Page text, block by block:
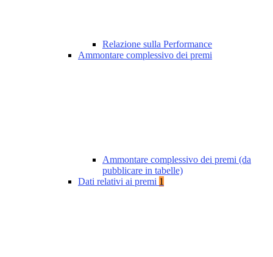
Relazione sulla Performance
Ammontare complessivo dei premi
Ammontare complessivo dei premi (da
pubblicare in tabelle)
Dati relativi ai premi 1